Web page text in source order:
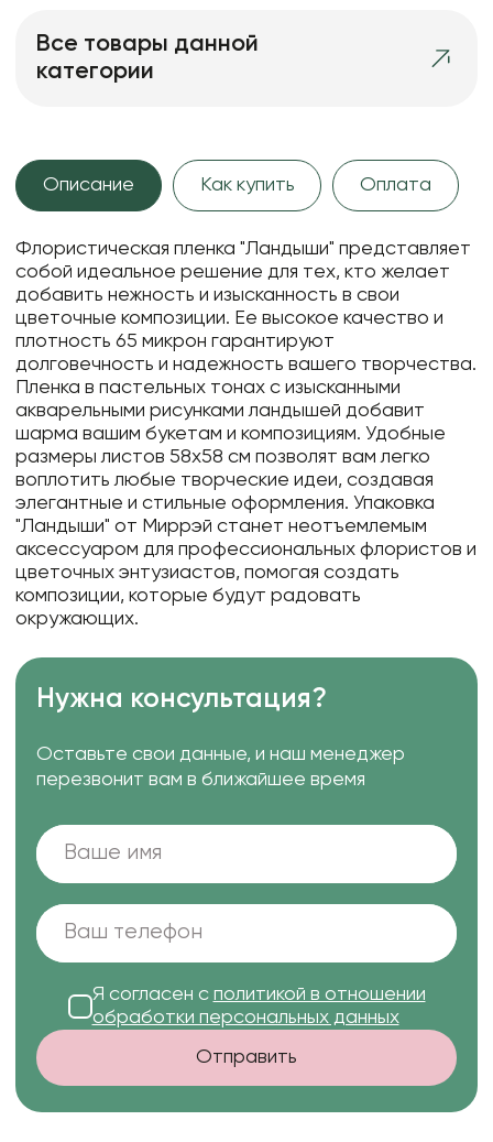
Все товары данной
категории
Описание Как купить Оплата
Флористическая пленка "Ландыши" представляет
собой идеальное решение для тех, кто желает
добавить нежность и изысканность в свои
цветочные композиции. Ее высокое качество и
плотность 65 микрон гарантируют
долговечность и надежность вашего творчества.
Пленка в пастельных тонах с изысканными
акварельными рисунками ландышей добавит
шарма вашим букетам и композициям. Удобные
размеры листов 58х58 см позволят вам легко
воплотить любые творческие идеи, создавая
элегантные и стильные оформления. Упаковка
"Ландыши" от Миррэй станет неотъемлемым
аксессуаром для профессиональных флористов и
цветочных энтузиастов, помогая создать
композиции, которые будут радовать
окружающих.
Нужна консультация?
Оставьте свои данные, и наш менеджер
перезвонит вам в ближайшее время
Я согласен с политикой в отношении
обработки персональных данных
Отправить